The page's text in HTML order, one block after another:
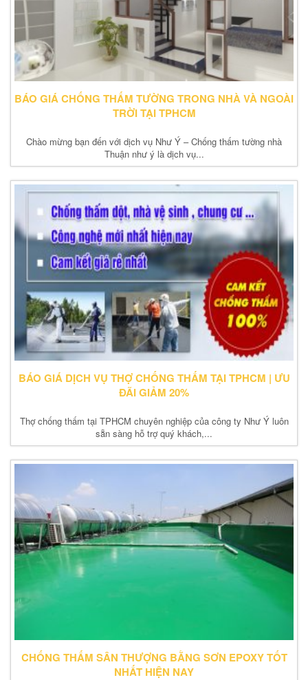
BÁO GIÁ CHỐNG THẤM TƯỜNG TRONG NHÀ VÀ NGOÀI
TRỜI TẠI TPHCM
Chào mừng bạn đến với dịch vụ Như Ý – Chống thấm tường nhà
Thuận như ý là dịch vụ...
BÁO GIÁ DỊCH VỤ THỢ CHỐNG THẤM TẠI TPHCM | ƯU
ĐÃI GIẢM 20%
Thợ chống thấm tại TPHCM chuyên nghiệp của công ty Như Ý luôn
sẵn sàng hỗ trợ quý khách,...
CHỐNG THẤM SÂN THƯỢNG BẰNG SƠN EPOXY TỐT
NHẤT HIỆN NAY